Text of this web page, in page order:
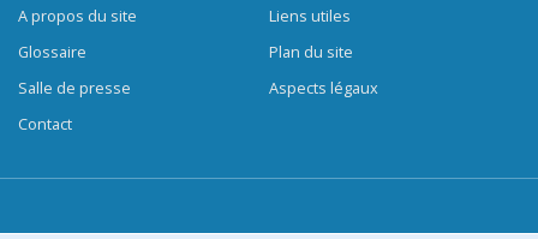
A propos du site
Glossaire
Salle de presse
Contact
Liens utiles
Plan du site
Aspects légaux